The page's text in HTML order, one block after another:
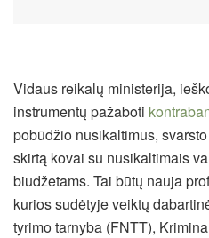
Vidaus reikalų ministerija,
instrumentų pažaboti
pobūdžio nusikaltimus,
skirtą kovai su nusikaltimais
biudžetams. Tai būtų nauja
kurios sudėtyje veiktų
tyrimo tarnyba (FNTT),